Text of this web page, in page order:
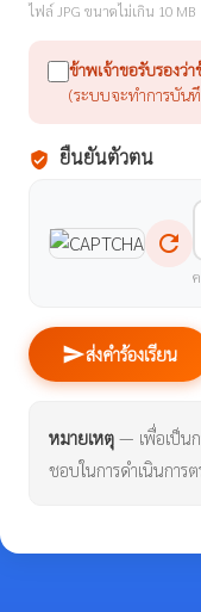
ไฟล์ JPG ขนาดไม่เกิน 10 MB
ข้าพเจ้าขอรับรองว่
(ระบบจะทำการบัน
verified_user ยืนยันตัวตน
refresh
sendส่งคำร้องเรียน
หมายเหตุ — เพื่อเป็น
ชอบในการดำเนินการ